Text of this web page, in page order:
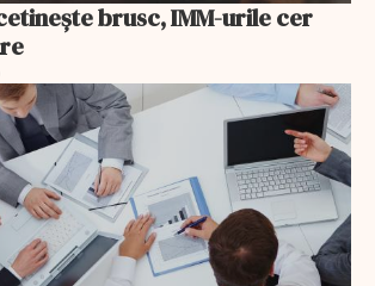
brusc, IMM-urile cer